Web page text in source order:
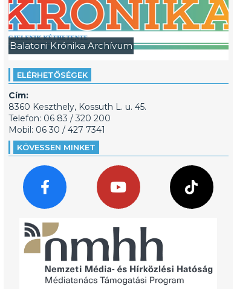
Balatoni Krónika Archívum
ELÉRHETŐSÉGEK
Cím:
8360 Keszthely, Kossuth L. u. 45.
Telefon: 06 83 / 320 200
Mobil: 06 30 / 427 7341
KÖVESSEN MINKET